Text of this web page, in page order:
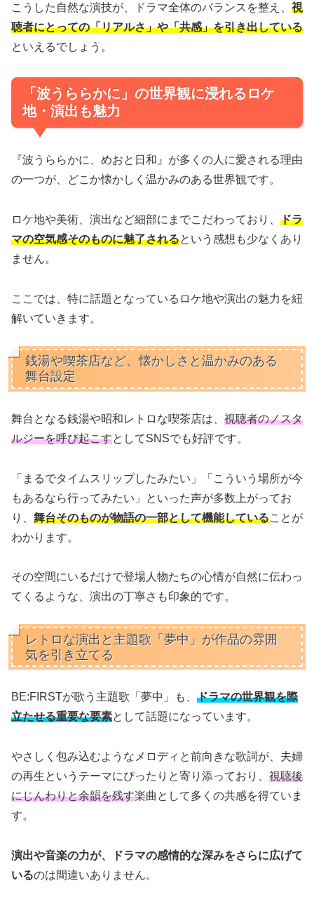
こうした自然な演技が、ドラマ全体のバランスを整え、 視
聴者にとっての「リアルさ」や「共感」を引き出している
といえるでしょう。
「波うららかに」の世界観に浸れるロケ
地・演出も魅力
『波うららかに、めおと日和』が多くの人に愛される理由
の一つが、どこか懐かしく温かみのある世界観です。
ロケ地や美術、演出など細部にまでこだわっており、 ドラ
マの空気感そのものに魅了されるという感想も少なくあり
ません。
ここでは、特に話題となっているロケ地や演出の魅力を紐
解いていきます。
銭湯や喫茶店など、懐かしさと温かみのある
舞台設定
舞台となる銭湯や昭和レトロな喫茶店は、 視聴者のノスタ
ルジーを呼び起こすとしてSNSでも好評です。
「まるでタイムスリップしたみたい」「こういう場所が今
もあるなら行ってみたい」といった声が多数上がってお
り、 舞台そのものが物語の一部として機能していることが
わかります。
その空間にいるだけで登場人物たちの心情が自然に伝わっ
てくるような、演出の丁寧さも印象的です。
レトロな演出と主題歌「夢中」が作品の雰囲
気を引き立てる
BE:FIRSTが歌う主題歌「夢中」も、 ドラマの世界観を際
立たせる重要な要素として話題になっています。
やさしく包み込むようなメロディと前向きな歌詞が、夫婦
の再生というテーマにぴったりと寄り添っており、 視聴後
にじんわりと余韻を残す楽曲として多くの共感を得ていま
す。
演出や音楽の力が、ドラマの感情的な深みをさらに広げて
いるのは間違いありません。